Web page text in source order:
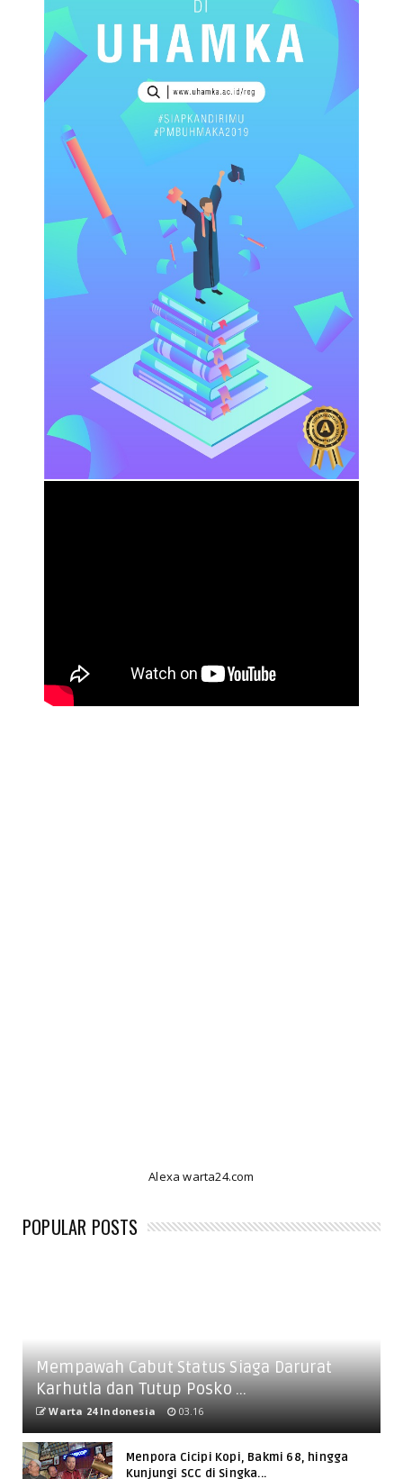
Alexa warta24.com
POPULAR POSTS
Mempawah Cabut Status Siaga Darurat
Karhutla dan Tutup Posko ...
Warta 24 Indonesia 03.16
Menpora Cicipi Kopi, Bakmi 68, hingga
Kunjungi SCC di Singka...